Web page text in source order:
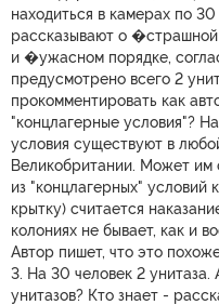
находиться в камерах по
рассказывают о
и �ужасном порядке,
предусмотрено всего 2
прокомментировать как
"концлагерные условия"?
условия существуют в
Великобритании. Может им
из "концлагерных" условий
крытку) считается
колониях не бывает, как и
Автор пишет, что это
3. На 30 человек 2 унитаза.
унитазов? Кто знает -